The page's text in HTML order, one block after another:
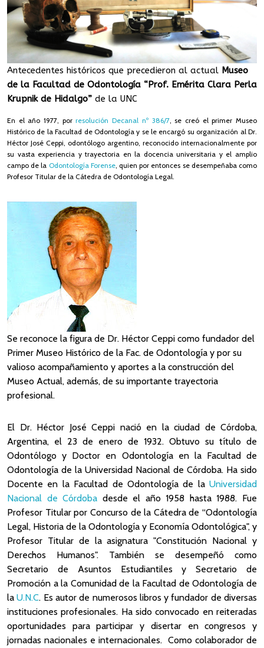
Antecedentes históricos que precedieron al actual Museo
de la Facultad de Odontología “Prof. Emérita Clara Perla
Krupnik de Hidalgo” de la UNC
En el año 1977, porresolución Decanal nº 386/7, se creó el primer Museo
Histórico de la Facultad de Odontología y se le encargó su organización al Dr.
Héctor José Ceppi, odontólogo argentino, reconocido internacionalmente por
su vasta experiencia y trayectoria en la docencia universitaria y el amplio
campo de la Odontología Forense, quien por entonces se desempeñaba como
Profesor Titular de la Cátedra de Odontología Legal.
Se reconoce la figura de Dr. Héctor Ceppi como fundador del
Primer Museo Histórico de la Fac. de Odontología y por su
valioso acompañamiento y aportes a la construcción del
Museo Actual, además, de su importante trayectoria
profesional.
El Dr. Héctor José Ceppi nació en la ciudad de Córdoba,
Argentina, el 23 de enero de 1932. Obtuvo su título de
Odontólogo y Doctor en Odontología en la Facultad de
Odontología de la Universidad Nacional de Córdoba. Ha sido
Docente en la Facultad de Odontología de la Universidad
Nacional de Córdoba desde el año 1958 hasta 1988. Fue
Profesor Titular por Concurso de la Cátedra de “Odontología
Legal, Historia de la Odontología y Economía Odontológica", y
Profesor Titular de la asignatura "Constitución Nacional y
Derechos Humanos". También se desempeñó como
Secretario de Asuntos Estudiantiles y Secretario de
Promoción a la Comunidad de la Facultad de Odontología de
laU.N.C. Es autor de numerosos libros y fundador de diversas
instituciones profesionales. Ha sido convocado en reiteradas
oportunidades para participar y disertar en congresos y
jornadas nacionales e internacionales. Como colaborador de